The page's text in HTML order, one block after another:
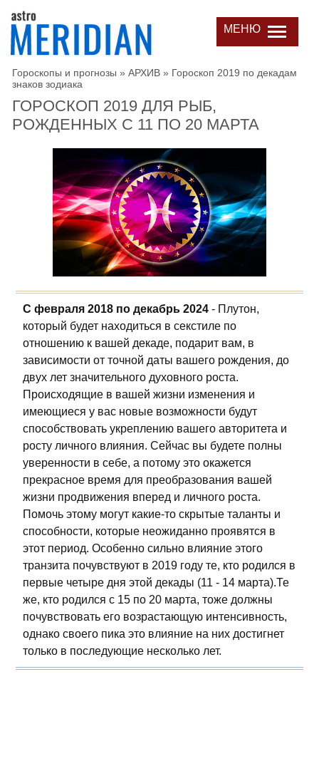
МЕНЮ
Гороскопы и прогнозы » АРХИВ » Гороскоп 2019 по декадам
знаков зодиака
ГОРОСКОП 2019 ДЛЯ РЫБ,
РОЖДЕННЫХ С 11 ПО 20 МАРТА
С февраля 2018 по декабрь 2024 - Плутон,
который будет находиться в секстиле по
отношению к вашей декаде, подарит вам, в
зависимости от точной даты вашего рождения, до
двух лет значительного духовного роста.
Происходящие в вашей жизни изменения и
имеющиеся у вас новые возможности будут
способствовать укреплению вашего авторитета и
росту личного влияния. Сейчас вы будете полны
уверенности в себе, а потому это окажется
прекрасное время для преобразования вашей
жизни продвижения вперед и личного роста.
Помочь этому могут какие-то скрытые таланты и
способности, которые неожиданно проявятся в
этот период. Особенно сильно влияние этого
транзита почувствуют в 2019 году те, кто родился в
первые четыре дня этой декады (11 - 14 марта).Те
же, кто родился с 15 по 20 марта, тоже должны
почувствовать его возрастающую интенсивность,
однако своего пика это влияние на них достигнет
только в последующие несколько лет.